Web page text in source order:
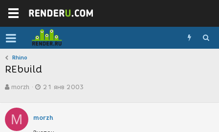
Rhino
REbuild
в
о
р
т
morzh
а
с
21 янв 2003
M morzh